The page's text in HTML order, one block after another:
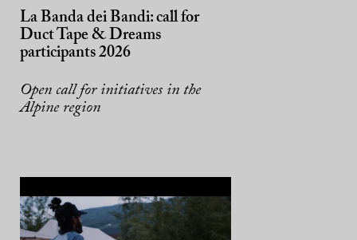
La Banda dei Bandi: call for
Duct Tape & Dreams
participants 2026
Open call for initiatives in the
Alpine region